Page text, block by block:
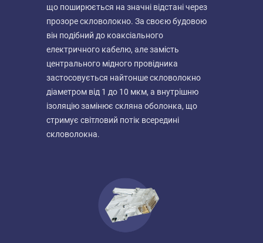
що поширюється на значні відстані через
прозоре скловолокно. За своєю будовою
він подібний до коаксіального
електричного кабелю, але замість
центрального мідного провідника
застосовується найтонше скловолокно
діаметром від 1 до 10 мкм, а внутрішню
ізоляцію замінює скляна оболонка, що
стримує світловий потік всередині
скловолокна.